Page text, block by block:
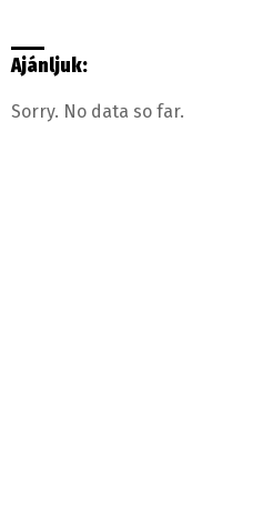
Ajánljuk:
Sorry. No data so far.